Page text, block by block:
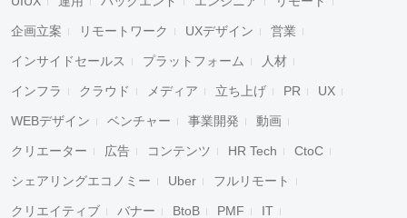
企画立案 リモートワーク UXデザイン 営業
インサイドセールス プラットフォーム 人材
インフラ クラウド メディア 立ち上げ PR UX
WEBデザイン ベンチャー 事業開発 動画
クリエーター 広告 コンテンツ HR Tech CtoC
シェアリングエコノミー Uber フルリモート
クリエイティブ バナー BtoB PMF IT